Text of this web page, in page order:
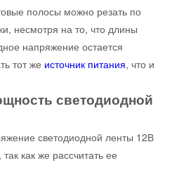
полосы можно резать по
несмотря на то, что длины
напряжение остается
тот же источник питания, что и
светодиодной
светодиодной ленты 12В
как же рассчитать ее